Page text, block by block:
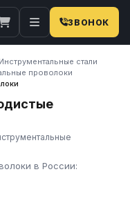
ЗВОНОК
Инструментальные стали
проволоки
в России:
ассортимент